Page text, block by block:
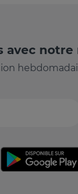
avec